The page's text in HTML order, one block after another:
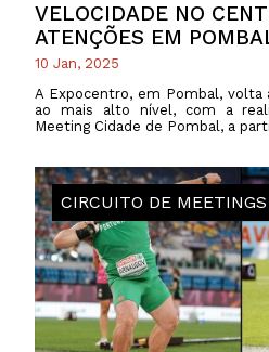
VELOCIDADE NO
ATENÇÕES EM
10 Jan, 2025
A Expocentro, em Pombal,
ao mais alto nível, com a
Meeting Cidade de Pombal, a
CIRCUITO DE MEETINGS